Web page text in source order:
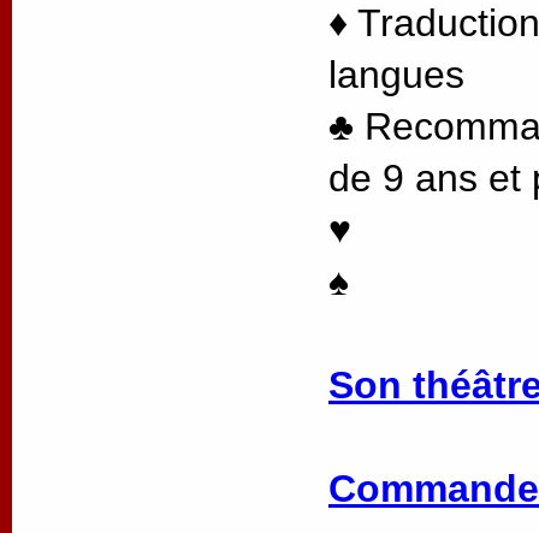
♦
langues
♣
de 9 ans et
♥
♠
Son